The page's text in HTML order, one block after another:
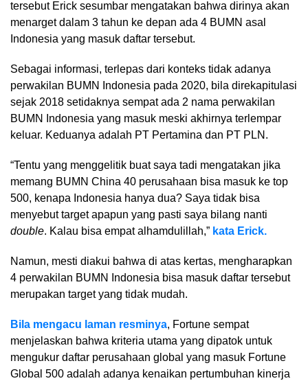
tersebut Erick sesumbar mengatakan bahwa dirinya akan
menarget dalam 3 tahun ke depan ada 4 BUMN asal
Indonesia yang masuk daftar tersebut.
Sebagai informasi, terlepas dari konteks tidak adanya
perwakilan BUMN Indonesia pada 2020, bila direkapitulasi
sejak 2018 setidaknya sempat ada 2 nama perwakilan
BUMN Indonesia yang masuk meski akhirnya terlempar
keluar. Keduanya adalah PT Pertamina dan PT PLN.
“Tentu yang menggelitik buat saya tadi mengatakan jika
memang BUMN China 40 perusahaan bisa masuk ke top
500, kenapa Indonesia hanya dua? Saya tidak bisa
menyebut target apapun yang pasti saya bilang nanti
double. Kalau bisa empat alhamdulillah,” kata Erick.
Namun, mesti diakui bahwa di atas kertas, mengharapkan
4 perwakilan BUMN Indonesia bisa masuk daftar tersebut
merupakan target yang tidak mudah.
Bila mengacu laman resminya, Fortune sempat
menjelaskan bahwa kriteria utama yang dipatok untuk
mengukur daftar perusahaan global yang masuk Fortune
Global 500 adalah adanya kenaikan pertumbuhan kinerja